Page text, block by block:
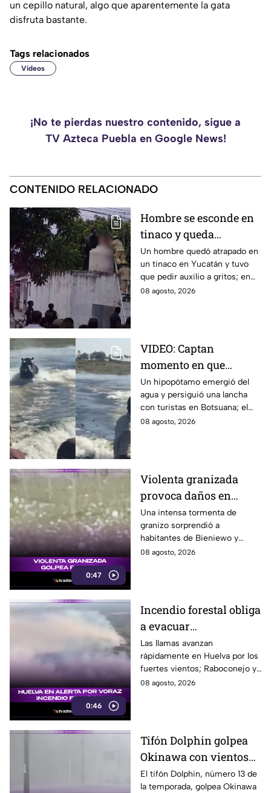
un cepillo natural, algo que aparentemente la gata
disfruta bastante.
Tags relacionados
Videos
¡No te pierdas nuestro contenido, sigue a
TV Azteca Puebla en Google News!
CONTENIDO RELACIONADO
Hombre se esconde en
tinaco y queda
atrapado por más de
dos horas en Yucatán;
así lo encontraron
Un hombre quedó atrapado en
un tinaco en Yucatán y tuvo
que pedir auxilio a gritos; en
redes aseguran que intentaba
08 agosto, 2026
VIDEO: Captan
momento en que
hipopótamo sale del
agua para perseguir a
turistas en lancha
Un hipopótamo emergió del
agua y persiguió una lancha
con turistas en Botsuana; el
guía aceleró a tiempo para
08 agosto, 2026
0:47
Violenta granizada
provoca daños en
vehículos en Polonia
Una intensa tormenta de
granizo sorprendió a
habitantes de Bieniewo y
provocó daños en los cristales
08 agosto, 2026
0:46
Incendio forestal obliga
a evacuar
comunidades en
Huelva
Las llamas avanzan
rápidamente en Huelva por los
fuertes vientos; Raboconejo y
Caballón fueron evacuadas
08 agosto, 2026
Tifón Dolphin golpea
Okinawa con vientos
de hasta 157 km/h
El tifón Dolphin, número 13 de
la temporada, golpea Okinawa